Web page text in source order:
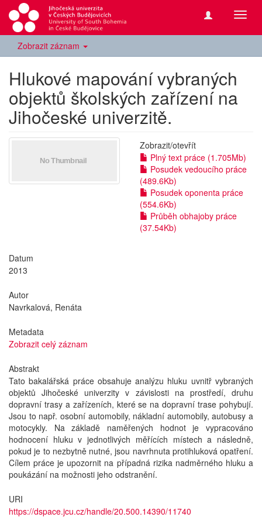
Zobrazit záznam
Hlukové mapování vybraných
objektů školských zařízení na
Jihočeské univerzitě.
Zobrazit/otevřít
Plný text práce (1.705Mb)
Posudek vedoucího práce
(489.6Kb)
Posudek oponenta práce
(554.6Kb)
Průběh obhajoby práce
(37.54Kb)
Datum
2013
Autor
Navrkalová, Renáta
Metadata
Zobrazit celý záznam
Abstrakt
Tato bakalářská práce obsahuje analýzu hluku uvnitř vybraných
objektů Jihočeské univerzity v závislosti na prostředí, druhu
dopravní trasy a zařízeních, které se na dopravní trase pohybují.
Jsou to např. osobní automobily, nákladní automobily, autobusy a
motocykly. Na základě naměřených hodnot je vypracováno
hodnocení hluku v jednotlivých měřících místech a následně,
pokud je to nezbytně nutné, jsou navrhnuta protihluková opatření.
Cílem práce je upozornit na případná rizika nadměrného hluku a
poukázání na možnosti jeho odstranění.
URI
https://dspace.jcu.cz/handle/20.500.14390/11740